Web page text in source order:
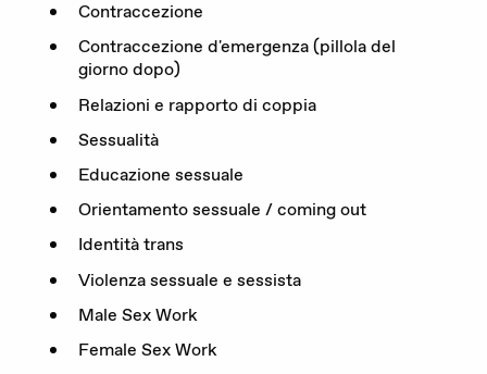
Donare adesso
Contraccezione
Contraccezione d'emergenza (pillola del
giorno dopo)
Relazioni e rapporto di coppia
Sessualità
Educazione sessuale
Orientamento sessuale / coming out
Identità trans
Violenza sessuale e sessista
Male Sex Work
Female Sex Work